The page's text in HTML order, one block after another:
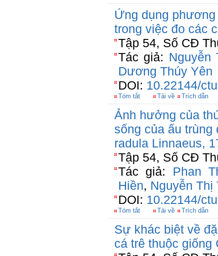
Ứng dụng
trong việc đo các
Tập 54, Số CĐ
Tác giả: Nguyễn
Dương Thúy Yên
DOI: 10.22144/
Tóm tắt Tải về Trích dẫn
Ảnh hưởng của
sống của ấu trùng
radula Linnaeus,
Tập 54, Số CĐ
Tác giả: Phan
Hiền, Nguyễn Thị
DOI: 10.22144/
Tóm tắt Tải về Trích dẫn
Sự khác biệt về
cá trê thuộc giống